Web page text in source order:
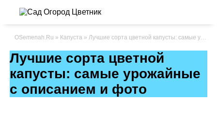
OSemenah.Ru » Капуста » Лучшие сорта цветной капусты: самые урожайные с описанием и фото
Лучшие сорта цветной
капусты: самые урожайные
с описанием и фото